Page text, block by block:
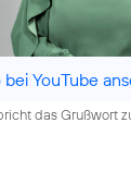
bei YouTube
das Grußwort